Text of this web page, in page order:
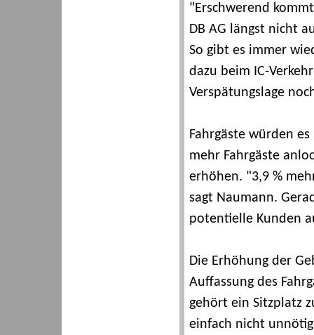
"Erschwerend
DB AG längst nicht
So gibt es immer
dazu beim IC-
Verspätungslage
Fahrgäste würden
mehr Fahrgäste
erhöhen. "3,9 %
sagt Naumann.
potentielle Kunden
Die Erhöhung der
Auffassung des
gehört ein Sitzplatz
einfach nicht